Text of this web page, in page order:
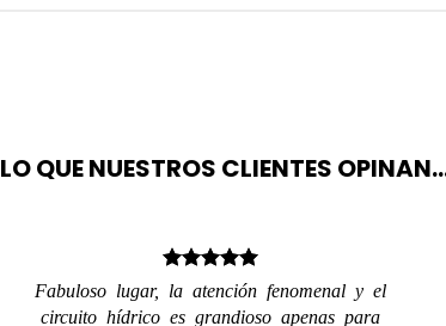
LO QUE NUESTROS CLIENTES
Fabuloso lugar, la atención fenomenal y el
circuito hídrico es grandioso apenas para